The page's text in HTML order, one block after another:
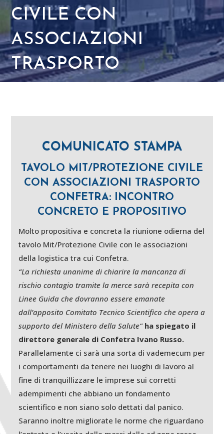
CIVILE CON
ASSOCIAZIONI
TRASPORTO
COMUNICATO STAMPA
TAVOLO MIT/PROTEZIONE CIVILE
CON ASSOCIAZIONI TRASPORTO
CONFETRA: INCONTRO
CONCRETO E PROPOSITIVO
Molto propositiva e concreta la riunione odierna del
tavolo Mit/Protezione Civile con le associazioni
della logistica tra cui Confetra.
“La richiesta unanime di chiarire la mancanza di
rischio contagio tramite la merce sarà recepita con
Linee Guida che dovranno essere emanate
dall’apposito Comitato Tecnico Scientifico che opera a
supporto del Ministero della Salute” ha spiegato il
direttore generale di Confetra Ivano Russo.
Parallelamente ci sarà una sorta di vademecum per
i comportamenti da tenere nei luoghi di lavoro al
fine di tranquillizzare le imprese sui corretti
adempimenti che abbiano un fondamento
scientifico e non siano solo dettati dal panico.
Saranno inoltre migliorate le norme che riguardano